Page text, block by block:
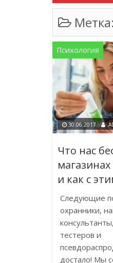
Метка:
Психология
30.06.2017
Что нас
и как с
Следующие
охранники,
тестеров и
достало! Мы